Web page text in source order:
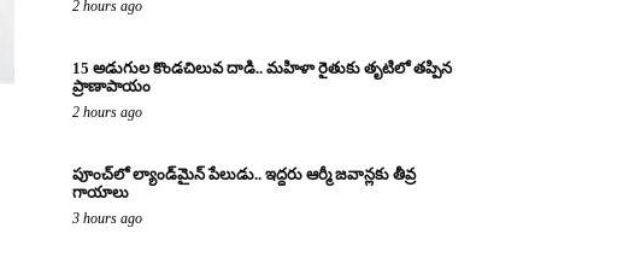
2 hours ago
15 అడుగుల కొండచిలువ దాడి.. మహిళా రైతుకు తృటిలో తప్పిన
ప్రాణాపాయం
2 hours ago
పూంచ్‌లో ల్యాండ్‌మైన్ పేలుడు.. ఇద్దరు ఆర్మీ జవాన్లకు తీవ్ర
గాయాలు
3 hours ago